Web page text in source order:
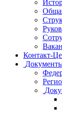
Контакт-